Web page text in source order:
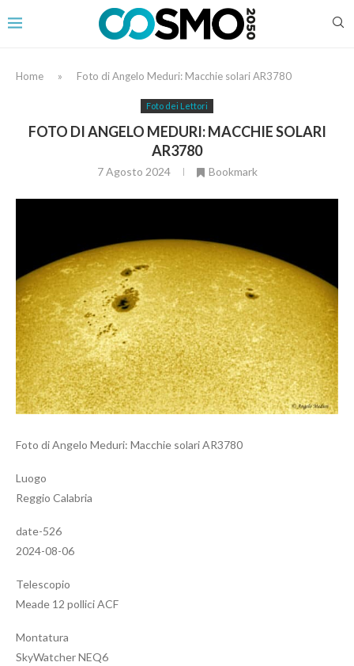
Home » Foto di Angelo Meduri: Macchie solari AR3780
Foto dei Lettori
FOTO DI ANGELO MEDURI: MACCHIE SOLARI
AR3780
7 Agosto 2024 Bookmark
Foto di Angelo Meduri: Macchie solari AR3780
Luogo
Reggio Calabria
date-526
2024-08-06
Telescopio
Meade 12 pollici ACF
Montatura
SkyWatcher NEQ6